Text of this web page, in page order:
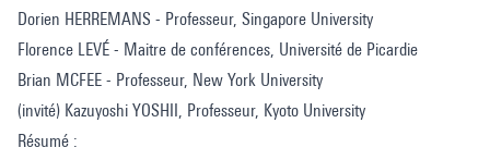
Dorien HERREMANS - Professeur, Singapore University
Florence LEVÉ - Maitre de conférences, Université de Picardie
Brian MCFEE - Professeur, New York University
(invité) Kazuyoshi YOSHII, Professeur, Kyoto University
Résumé :